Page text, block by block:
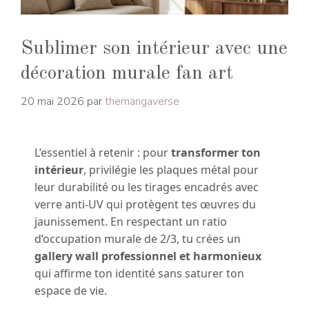
Sublimer son intérieur avec une
décoration murale fan art
20 mai 2026 parthemangaverse
L’essentiel à retenir : pourtransformer ton
intérieur, privilégie les plaques métal pour
leur durabilité ou les tirages encadrés avec
verre anti-UV qui protègent tes œuvres du
jaunissement. En respectant un ratio
d’occupation murale de 2/3, tu crées un
gallery wall professionnel et harmonieux
qui affirme ton identité sans saturer ton
espace de vie.